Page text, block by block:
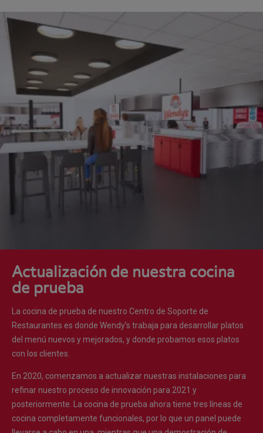
Actualización de nuestra cocina
de prueba
La cocina de prueba de nuestro Centro de Soporte de
Restaurantes es donde Wendy’s trabaja para desarrollar platos
del menú nuevos y mejorados, y donde probamos esos platos
con los clientes.
En 2020, comenzamos a actualizar nuestras instalaciones para
refinar nuestro proceso de innovación para 2021 y
posteriormente. La cocina de prueba ahora tiene tres líneas de
cocina completamente funcionales, por lo que un panel puede